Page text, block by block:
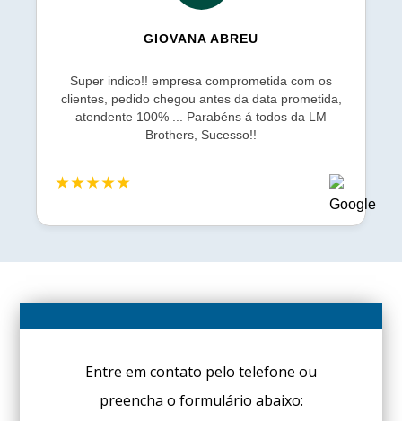
GIOVANA ABREU
Super indico!! empresa comprometida com os
clientes, pedido chegou antes da data prometida,
atendente 100% ... Parabéns á todos da LM
Brothers, Sucesso!!
★★★★★
Entre em contato pelo telefone ou
preencha o formulário abaixo: